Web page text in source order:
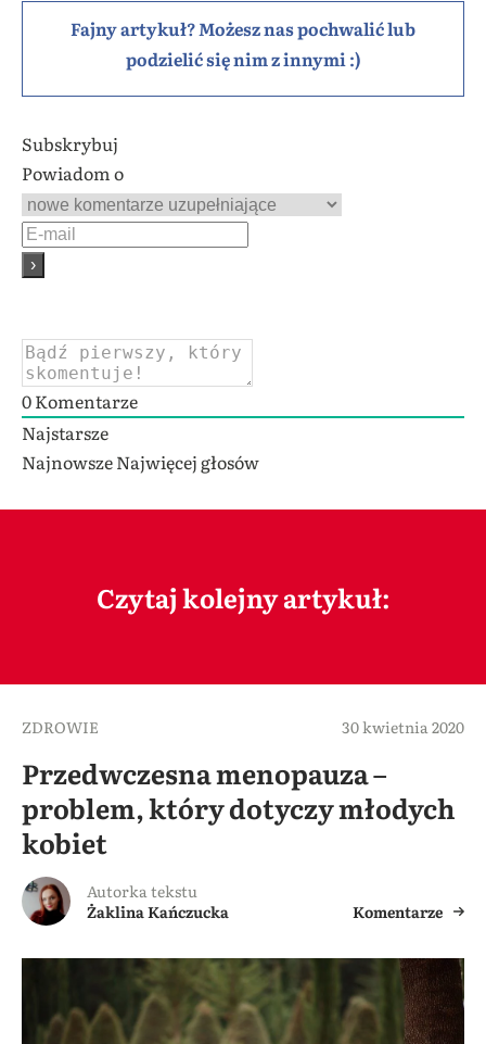
Fajny artykuł? Możesz nas pochwalić lub
podzielić się nim z innymi :)
Subskrybuj
Powiadom o
0Komentarze
Najstarsze
NajnowszeNajwięcej głosów
Czytaj kolejny artykuł:
ZDROWIE 30 kwietnia 2020
Przedwczesna menopauza –
problem, który dotyczy młodych
kobiet
Autorka tekstu
Żaklina Kańczucka
Komentarze